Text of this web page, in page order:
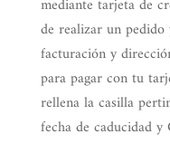
mediante tarjeta de
de realizar un
facturación y
para pagar con tu
rellena la casilla
fecha de caducidad y